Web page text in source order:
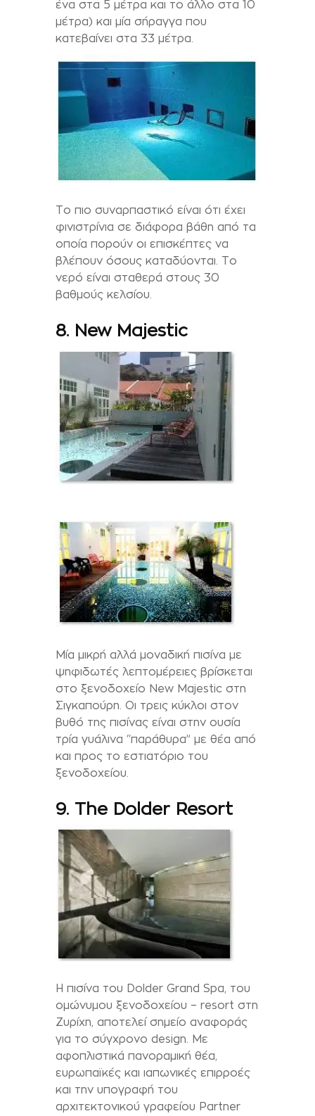
ένα στα 5 μέτρα και το άλλο στα 10
μέτρα) και μία σήραγγα που
κατεβαίνει στα 33 μέτρα.
Το πιο συναρπαστικό είναι ότι έχει
φινιστρίνια σε διάφορα βάθη από τα
οποία πορούν οι επισκέπτες να
βλέπουν όσους καταδύονται. Το
νερό είναι σταθερά στους 30
βαθμούς κελσίου.
8. New Majestic
Μία μικρή αλλά μοναδική πισίνα με
ψηφιδωτές λεπτομέρειες βρίσκεται
στο ξενοδοχείο New Majestic στη
Σιγκαπούρη. Οι τρεις κύκλοι στον
βυθό της πισίνας είναι στην ουσία
τρία γυάλινα “παράθυρα” με θέα από
και προς το εστιατόριο του
ξενοδοχείου.
9. The Dolder Resort
Η πισίνα του Dolder Grand Spa, του
ομώνυμου ξενοδοχείου – resort στη
Ζυρίχη, αποτελεί σημείο αναφοράς
για το σύγχρονο design. Με
αφοπλιστικά πανοραμική θέα,
ευρωπαϊκές και ιαπωνικές επιρροές
και την υπογραφή του
αρχιτεκτονικού γραφείου Partner